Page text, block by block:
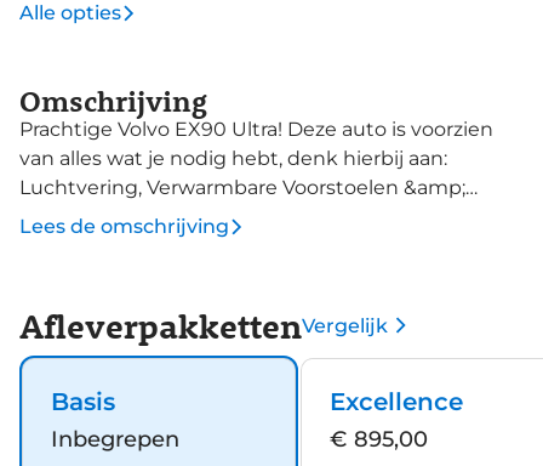
Alle opties
Omschrijving
Prachtige Volvo EX90 Ultra! Deze auto is voorzien
van alles wat je nodig hebt, denk hierbij aan:
Luchtvering, Verwarmbare Voorstoelen &amp;
Stuurwiel, Stoel verkoeling voor, Google navigatie
contact met ons op!
Lees de omschrijving
AfleverpakkettenVergelijk
Basis
Inbegrepen
Excellence
€ 895,00